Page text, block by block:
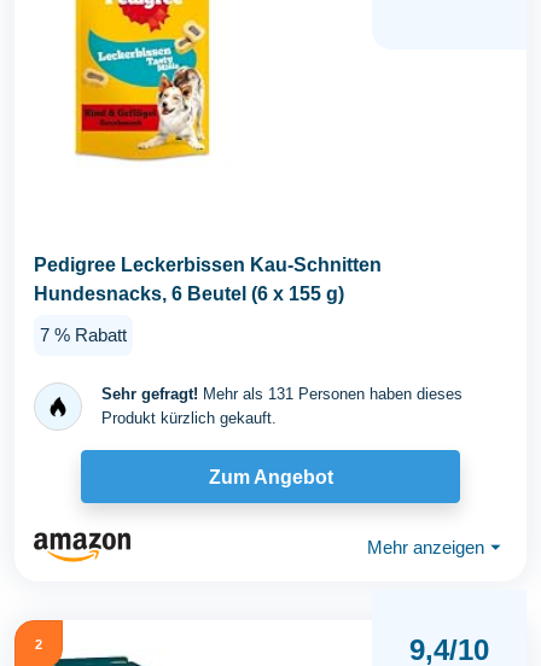
Pedigree Leckerbissen Kau-Schnitten
Hundesnacks, 6 Beutel (6 x 155 g)
7 % Rabatt
Sehr gefragt! Mehr als 131 Personen haben dieses
Produkt kürzlich gekauft.
Zum Angebot
Mehr anzeigen ⏷
2 9,4/10